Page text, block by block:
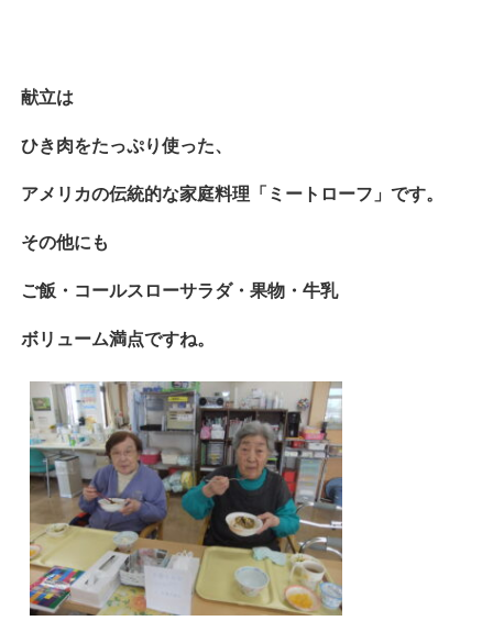
献立は
ひき肉をたっぷり使った、
アメリカの伝統的な家庭料理「ミートローフ」です。
その他にも
ご飯・コールスローサラダ・果物・牛乳
ボリューム満点ですね。